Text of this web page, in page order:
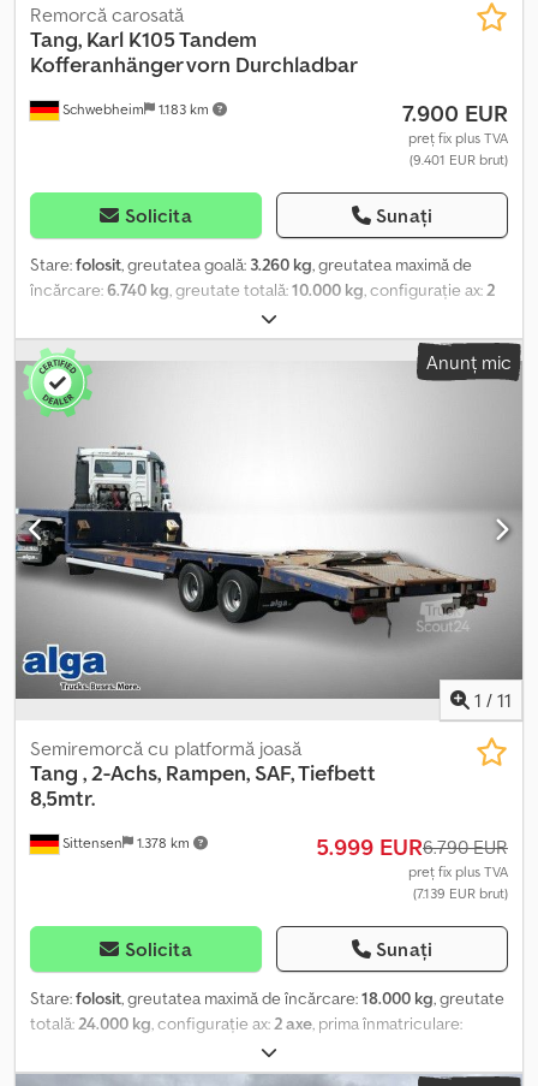
Schwebheim 1.183 km
Remorcă carosată
Tang, Karl K105 Tandem
Kofferanhänger vorn Durchladbar
7.900 EUR
preț fix plus TVA
(9.401 EUR brut)
Solicita Sunați
Stare:folosit, greutatea goală: 3.260 kg, greutatea maximă de
încărcare:6.740 kg , greutate totală:10.000 kg , configurație ax: 2
08/2016, lungimea spațiului de încărcare:
7.310 mm, lățimea spațiului de încărcare:2.490 mm, înălțime
spațiu de încărcare:
, volumul spațiului de încărcare: 43
m³, suspensie:
culoare:
235 / 75 R 17,5
, cabină șofer:altul
biodiesel, Dotări: ABS, frână cu aer comprimat
directă, cu uși tip portal față și spate, 2 rânduri de șine de
ancorare, 1 lumină interioară, vehiculul este vândut în consignatie.
Greșeli de tipar, erori și modificări rezervate, imagini
exemplificative. Mai multe date la: !, Mai multe detalii la: !
Dcedpfszrqhgsx Alaok
Anunț mic
1 / 11
Sittensen 1.378 km
Semiremorcă cu platformă joasă
Tang , 2-Achs, Rampen, SAF, Tiefbett
8,5mtr.
5.999 EUR6.790 EUR
preț fix plus TVA
(7.139 EUR brut)
Solicita Sunați
Stare:folosit, greutatea maximă de încărcare:18.000 kg, greutate
totală:24.000 kg, configurație ax:2 axe, prima înmatriculare:
, lungimea spațiului de încărcare:
spațiului de încărcare:2.620 mm, lățime totală:2.750 mm, înălțime